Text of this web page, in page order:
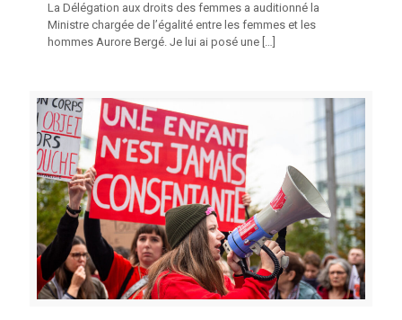
La Délégation aux droits des femmes a auditionné la
Ministre chargée de l’égalité entre les femmes et les
hommes Aurore Bergé. Je lui ai posé une […]